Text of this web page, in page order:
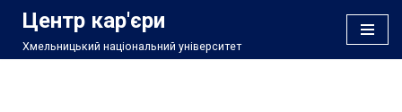
Перейти
Центр кар'єри
Хмельницький національний університет